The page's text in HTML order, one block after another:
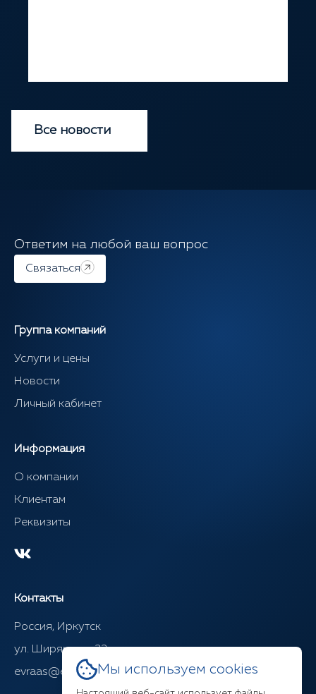
Все новости
Ответим на любой ваш вопрос
Связаться
Группа компаний
Услуги и цены
Новости
Личный кабинет
Информация
О компании
Клиентам
Реквизиты
Контакты
Россия, Иркутск
ул. Ширямова, 22
evraas@evraasgr.ruМы используем cookies